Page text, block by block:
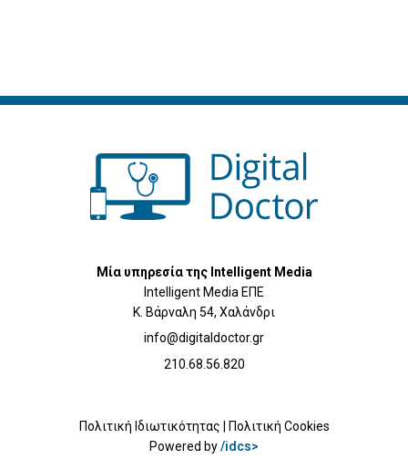
Μία υπηρεσία της Intelligent Media
Intelligent Media ΕΠΕ
Κ. Βάρναλη 54, Χαλάνδρι
info@digitaldoctor.gr
210.68.56.820
Πολιτική Ιδιωτικότητας | Πολιτική Cookies
Powered by/idcs>